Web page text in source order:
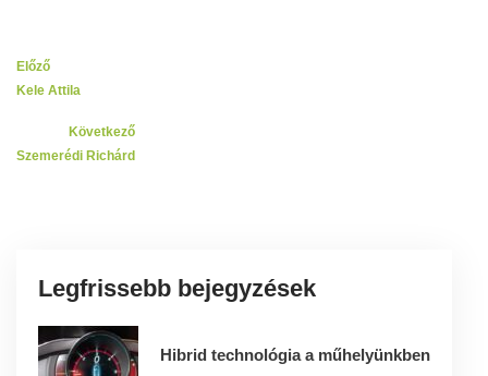
Előző
Kele Attila
Következő
Szemerédi Richárd
Legfrissebb bejegyzések
Hibrid technológia a műhelyünkben